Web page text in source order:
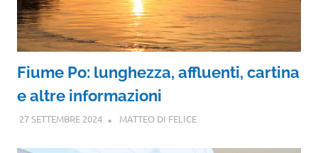
Fiume Po: lunghezza, affluenti, cartina
e altre informazioni
27 SETTEMBRE 2024 MATTEO DI FELICE